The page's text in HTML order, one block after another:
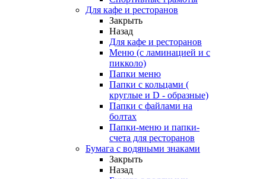
Для кафе и ресторанов
Закрыть
Назад
Для кафе и ресторанов
Меню (с ламинацией и с
пикколо)
Папки меню
Папки с кольцами (
круглые и D - образные)
Папки с файлами на
болтах
Папки-меню и папки-
счета для ресторанов
Бумага с водяными знаками
Закрыть
Назад